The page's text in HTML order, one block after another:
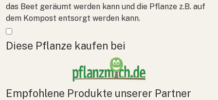
das Beet geräumt werden kann und die Pflanze z.B. auf
dem Kompost entsorgt werden kann.
Mehr anzeigen
Diese Pflanze kaufen bei
Empfohlene Produkte unserer Partner